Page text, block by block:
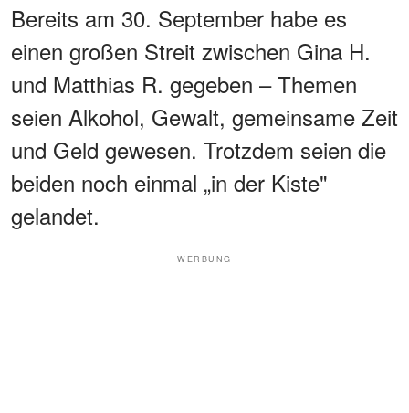
Bereits am 30. September habe es
einen großen Streit zwischen Gina H.
und Matthias R. gegeben – Themen
seien Alkohol, Gewalt, gemeinsame Zeit
und Geld gewesen. Trotzdem seien die
beiden noch einmal „in der Kiste"
gelandet.
WERBUNG